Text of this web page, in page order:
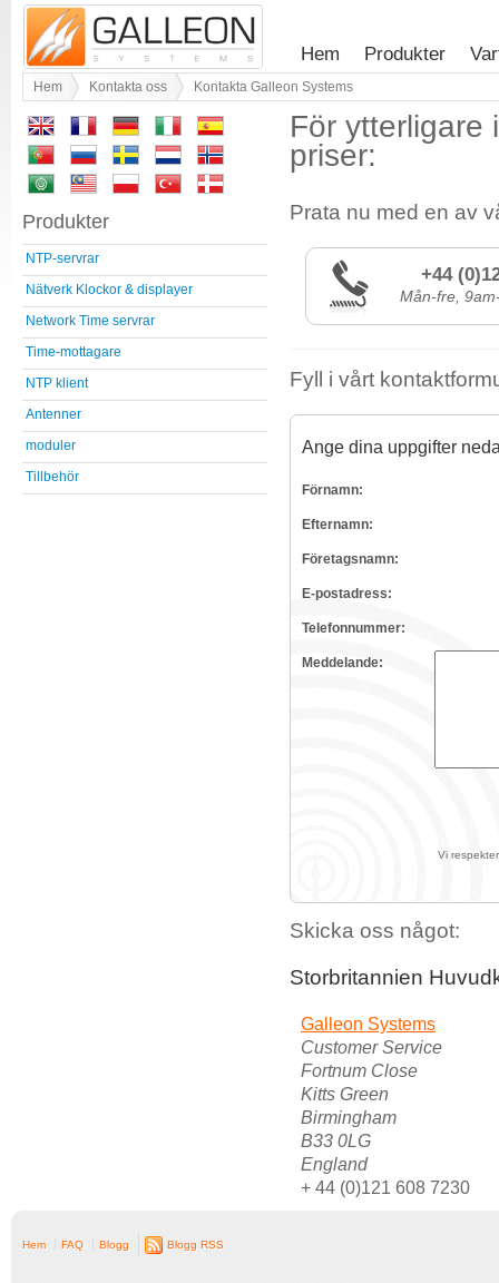
Hem Produkter
Hem Kontakta oss Kontakta Galleon Systems
För ytterligare
priser:
Prata nu med en av
+44
Mån-fre,
Fyll i vårt
Ange dina uppgifter
Förnamn:
Efternamn:
Företagsnamn:
E-postadress:
Telefonnummer:
Meddelande:
Vi
Skicka oss något:
Storbritannien
Galleon Systems
Customer Service
Fortnum Close
Kitts Green
Birmingham
B33 0LG
England
+ 44 (0)121 608 7230
Produkter
NTP-servrar
Nätverk Klockor & displayer
Network Time servrar
Time-mottagare
NTP klient
Antenner
moduler
Tillbehör
Hem FAQ Blogg Blogg RSS